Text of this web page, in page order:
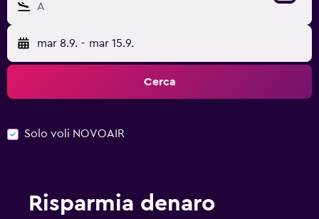
A
mar 8.9. - mar 15.9.
Cerca
Solo voli NOVOAIR
Risparmia denaro